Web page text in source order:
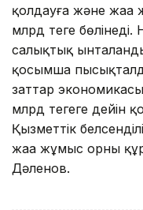
қолдауға және
млрд теңге
салықтық
қосымша
заттар
млрд теңгеге дейін
Қызметтік
жаңа жұмыс орны
Дәленов.